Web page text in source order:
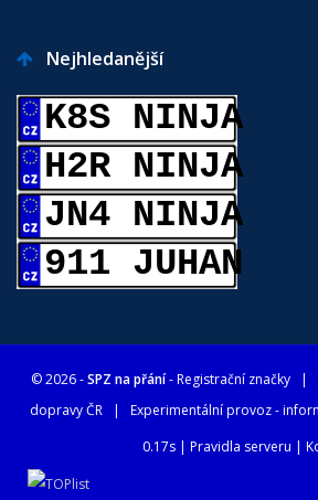
Nejhledanější
K8S NINJA
H2R NINJA
JN4 NINJA
911 JUHAN
© 2026 -SPZ na přání- Registrační značky|
dopravy ČR| Experimentální provoz -
0.17s | Pravidla serveru |